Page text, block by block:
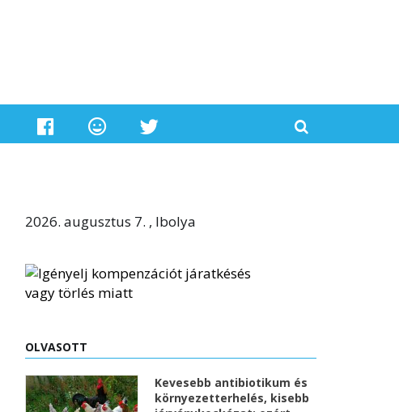
2026. augusztus 7. , Ibolya
OLVASOTT
Kevesebb antibiotikum és
környezetterhelés, kisebb